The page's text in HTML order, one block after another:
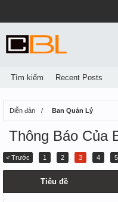
Diễn đàn Ban Quản Lý
Thông Báo Của
< Trước 1 2 3 4 5
Tiêu đề
Tìm kiếm Recent Posts